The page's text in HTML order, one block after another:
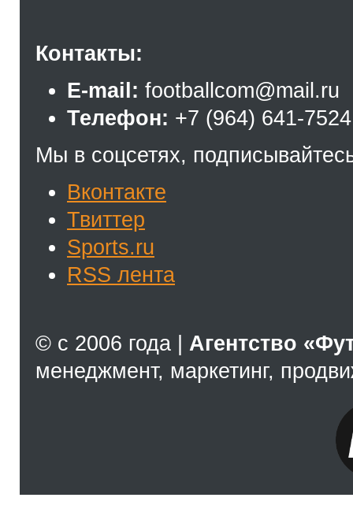
Контакты:
E-mail: footballcom@mail.ru
Телефон: +7 (964) 641-7524
Мы в соцсетях,
Вконтакте
Твиттер
Sports.ru
RSS лента
© с 2006 года | Агентство
менеджмент, маркетинг,